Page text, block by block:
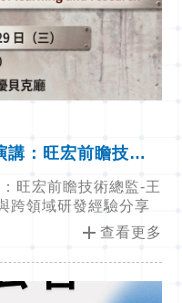
講：旺宏前瞻技術
院師生參與跨領域
旺宏前瞻技術總監-王
跨領域研發經驗分享
add 查看更多